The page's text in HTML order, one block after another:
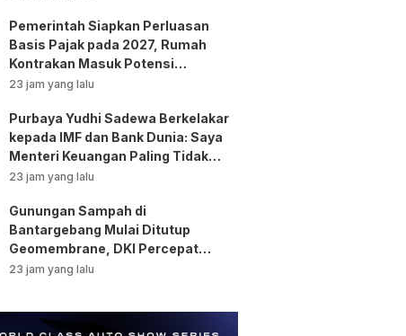
Pemerintah Siapkan Perluasan
Basis Pajak pada 2027, Rumah
Kontrakan Masuk Potensi
Pengawasan!
23 jam yang lalu
Purbaya Yudhi Sadewa Berkelakar
kepada IMF dan Bank Dunia: Saya
Menteri Keuangan Paling Tidak
Beruntung di Dunia!
23 jam yang lalu
Gunungan Sampah di
Bantargebang Mulai Ditutup
Geomembrane, DKI Percepat
Penghentian Sistem Open
23 jam yang lalu